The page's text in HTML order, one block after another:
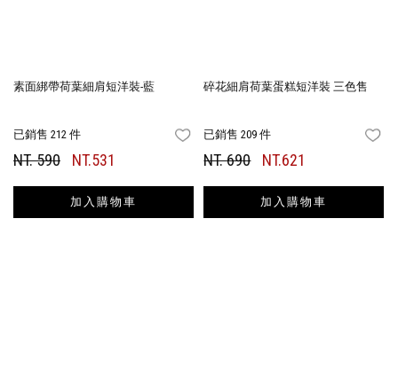
素面綁帶荷葉細肩短洋裝-藍
已銷售 212 件 FAVORITES
NT. 590 NT.531
加入購物車
碎花細肩荷葉蛋糕短洋裝 三色售
已銷售 209 件
NT. 690 NT.621
加入購物車